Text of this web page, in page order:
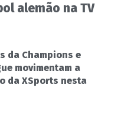
alemão na TV
da Champions e
movimentam a
da XSports nesta